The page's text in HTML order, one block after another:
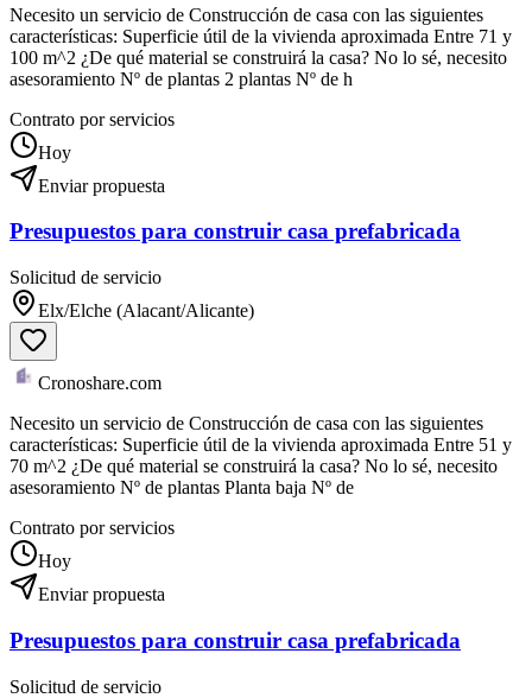
Necesito un servicio de Construcción de casa con las siguientes
características: Superficie útil de la vivienda aproximada Entre 71 y
100 m^2 ¿De qué material se construirá la casa? No lo sé, necesito
asesoramiento Nº de plantas 2 plantas Nº de h
Contrato por servicios
Hoy
Enviar propuesta
Presupuestos para construir casa prefabricada
Solicitud de servicio
Elx/Elche (Alacant/Alicante)
Cronoshare.com
Necesito un servicio de Construcción de casa con las siguientes
características: Superficie útil de la vivienda aproximada Entre 51 y
70 m^2 ¿De qué material se construirá la casa? No lo sé, necesito
asesoramiento Nº de plantas Planta baja Nº de
Contrato por servicios
Hoy
Enviar propuesta
Presupuestos para construir casa prefabricada
Solicitud de servicio